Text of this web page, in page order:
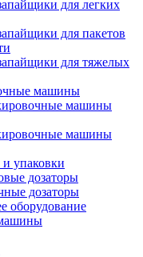
для легких
для пакетов
для тяжелых
машины
машины
машины
упаковки
дозаторы
дозаторы
оборудование